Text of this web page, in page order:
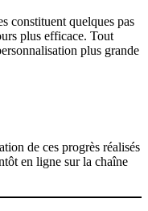
constituent quelques pas
plus efficace. Tout
plus grande
de ces progrès réalisés
en ligne sur la chaîne